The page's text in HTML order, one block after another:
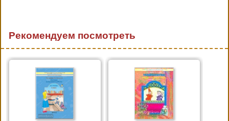
Рекомендуем посмотреть